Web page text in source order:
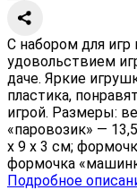
С набором для
удовольствием
даче. Яркие
пластика,
игрой. Размеры:
«паровозик» —
х 9 х 3 см;
формочка
Подробное